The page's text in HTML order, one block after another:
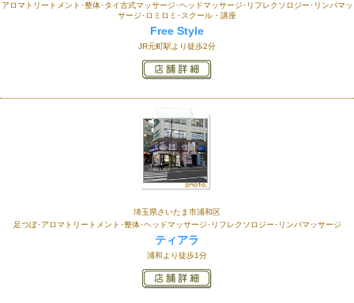
アロマトリートメント･整体･タイ古式マッサージ･ヘッドマッサージ･リフレクソロジー･リンパマッ
サージ･ロミロミ･スクール・講座
Free Style
JR元町駅より徒歩2分
埼玉県さいたま市浦和区
足つぼ･アロマトリートメント･整体･ヘッドマッサージ･リフレクソロジー･リンパマッサージ
ティアラ
浦和より徒歩1分